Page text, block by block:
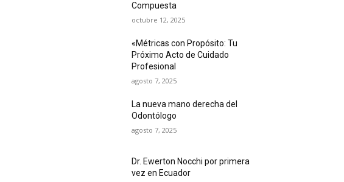
Compuesta
octubre 12, 2025
«Métricas con Propósito: Tu
Próximo Acto de Cuidado
Profesional
agosto 7, 2025
La nueva mano derecha del
Odontólogo
agosto 7, 2025
Dr. Ewerton Nocchi por primera
vez en Ecuador